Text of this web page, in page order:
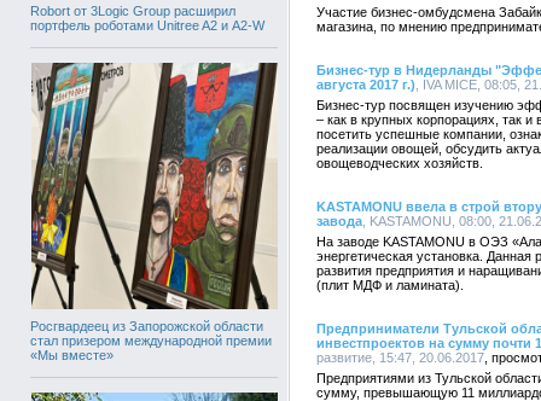
Robort от 3Logic Group расширил
портфель роботами Unitree A2 и A2-W
Росгвардеец из Запорожской области
стал призером международной премии
«Мы вместе»
Участие бизнес-омбудсмена
магазина, по мнению
Бизнес-тур в Нидерланды
августа 2017 г.) , IVA MICE, 08:05,
Бизнес-тур посвящен изучению
– как в крупных корпорациях, так
посетить успешные компании,
реализации овощей, обсудить
овощеводческих хозяйств.
KASTAMONU ввела в строй
завода , KASTAMONU, 08:00,
На заводе KASTAMONU в ОЭЗ
энергетическая установка.
развития предприятия и
(плит МДФ и ламината).
Предприниматели Тульской
инвестпроектов на сумму почти
развитие, 15:47, 20.06.2017
Предприятиями из Тульской
сумму, превышающую 11